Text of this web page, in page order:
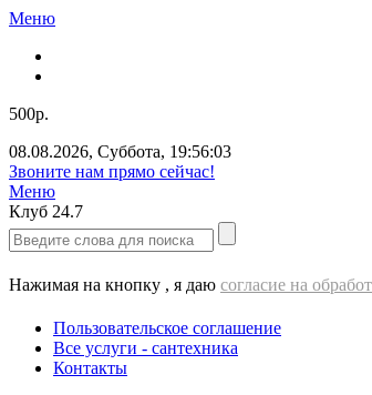
Меню
500р.
08.08.2026, Суббота, 19:56:03
Звоните нам прямо сейчас!
Меню
Клуб 24.7
Нажимая на кнопку , я даю согласие на
Пользовательское соглашение
Все услуги - cантехника
Контакты